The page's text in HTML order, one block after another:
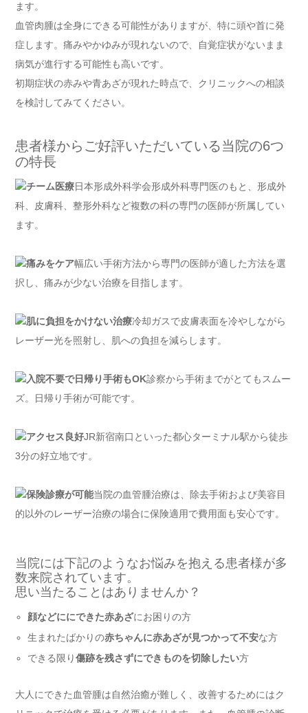
ます。
血管肉腫は全身にできる可能性がありますが、特に頭や首に発
症します。痛みやかゆみが現れないので、自覚症状がないまま
病気が進行する可能性も高いです。
初期症状の赤みや青あざが現れた時点で、クリニックへの相談
を検討してみてください。
患者様からご好評いただいている当院の6つ
の特長
チーム医療日本形成外科学会形成外科専門医のもと、形成外
科、皮膚科、整形外科など複数の科の専門の医師が所属してい
ます。
痛みをケア幅広い手術方法から専門の医師が適した方法を選
択し、痛みが少ない治療を目指します。
肌に負担をかけない治療冷却ガスで皮膚表面を冷やしながら
レーザー光を照射し、肌への負担を減らします。
入院不要で日帰り手術もOK診察から手術までがとてもスムー
ズ。日帰り手術が可能です。
アクセス良好JR新宿南口といった都心ターミナル駅から徒歩
3分の好立地です。
保険診療が可能当院の血管腫治療は、除去手術および美容目
的以外のレーザー治療の場合に保険適用で費用面も安心です。
当院には下記のようなお悩みを抱える患者様が多
数来院されています。
思い当たることはありませんか？
顔などににできた赤あざにお困りの方
生まれたばかりの赤ちゃんに赤あざが見つかって不安な方
できる限り傷跡を残さずにできものを切除したい方
大人にできた血管腫は自然治癒が難しく、改善するためにはク